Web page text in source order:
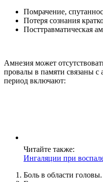
Помрачение,
Потеря сознания
Посттравматическая
Амнезия может
провалы в памяти связаны с
период включают:
Читайте также:
Ингаляции при
Боль в области головы.